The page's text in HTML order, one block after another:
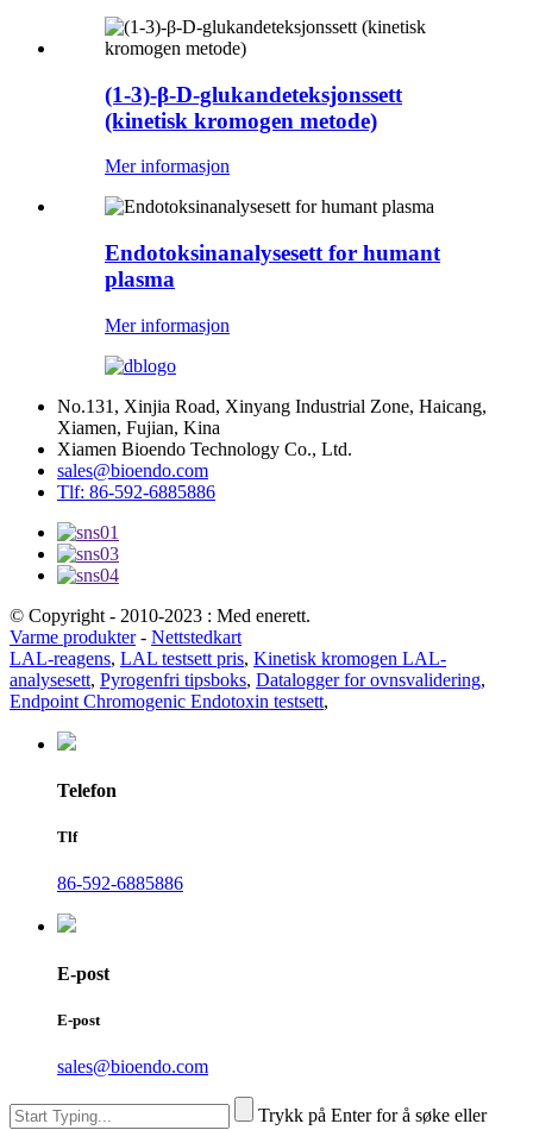
(1-3)-β-D-glukandeteksjonssett
(kinetisk kromogen metode)
Mer informasjon
Endotoksinanalysesett for humant
plasma
Mer informasjon
No.131, Xinjia Road, Xinyang Industrial Zone, Haicang,
Xiamen, Fujian, Kina
Xiamen Bioendo Technology Co., Ltd.
sales@bioendo.com
Tlf: 86-592-6885886
© Copyright - 2010-2023 : Med enerett.
Varme produkter- Nettstedkart
LAL-reagens, LAL testsett pris, Kinetisk kromogen LAL-
analysesett, Pyrogenfri tipsboks, Datalogger for ovnsvalidering,
Endpoint Chromogenic Endotoxin testsett,
Telefon
Tlf
86-592-6885886
E-post
E-post
sales@bioendo.com
Trykk på Enter for å søke eller